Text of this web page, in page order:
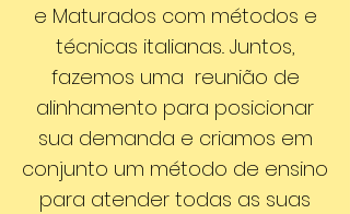
e Maturados com métodos e
técnicas italianas.. Juntos,
fazemos uma reunião de
alinhamento para posicionar
sua demanda e criamos em
conjunto um método de ensino
para atender todas as suas